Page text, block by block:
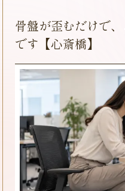
骨盤が歪むだけで
です【心斎橋】